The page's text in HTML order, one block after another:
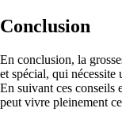
Conclusion
En conclusion, la
et spécial, qui nécessite
En suivant ces conseils
peut vivre pleinement